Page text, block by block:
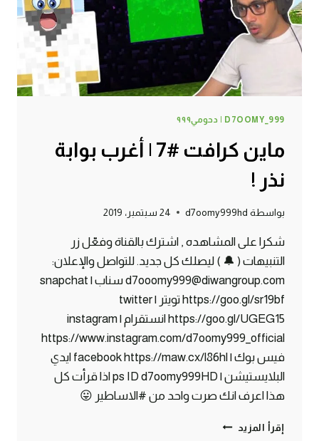
D7OOMY_999 | دحومي٩٩٩
ماين كرافت #7 | أغرب بوابة
نذر !
بواسطة d7oomy999hd 24 سبتمبر، 2019
شكرا على المشاهده , اشترك بالقناة وفعّل زر
التنبيهات ( 🔔 ) ليصلك كل جديد. للتواصل والإعلان:
d7ooomy999@diwangroup.com سناب | snapchat
https://goo.gl/sr19bf تويتر | twitter
https://goo.gl/UGEG15 انستقرام | instagram
https://www.instagram.com/d7oomy999_official
فيس بوك | facebook https://maw.cx/l86hl ايدي
البلايستيشن | ps ID d7oomy999HD اذا قرأت كل
هذا اعرف انك صرت واحد من #الاساطير 😛
إقرأ المزيد ماين